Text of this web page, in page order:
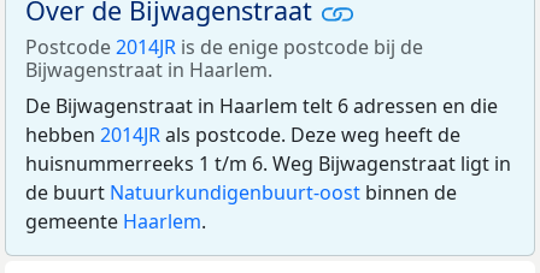
Over de Bijwagenstraat
Postcode2014JR is de enige postcode bij de
Bijwagenstraat in Haarlem.
De Bijwagenstraat in Haarlem telt 6 adressen en die
hebben 2014JRals postcode. Deze weg heeft de
huisnummerreeks 1 t/m 6. Weg Bijwagenstraat ligt in
de buurt Natuurkundigenbuurt-oost binnen de
gemeente Haarlem.